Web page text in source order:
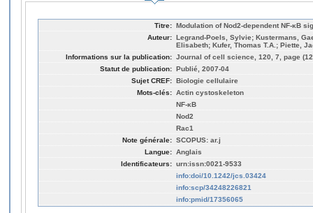
Titre: Modulation of Nod2-dependent NF-κB
Auteur: Legrand-Poels, Sylvie; Kustermans,
Elisabeth; Kufer, Thomas T.A.; Piette,
Informations sur la publication: Journal of cell science, 120, 7, page
Statut de publication: Publié, 2007-04
Sujet CREF: Biologie cellulaire
Mots-clés: Actin cystoskeleton
NF-κB
Nod2
Rac1
Note générale: SCOPUS: ar.j
Langue: Anglais
Identificateurs: urn:issn:0021-9533
info:doi/10.1242/jcs.03424
info:scp/34248226821
info:pmid/17356065